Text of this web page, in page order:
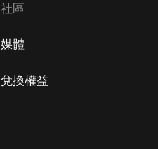
社區
媒體
兌換權益